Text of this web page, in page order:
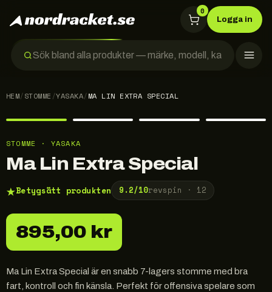
0
Logga in
HEM/STOMME /YASAKA/MA LIN EXTRA SPECIAL
STOMME · YASAKA
Ma Lin Extra Special
★Betygsätt produkten 9.2/10revspin · 12
895,00 kr
Ma Lin Extra Special är en snabb 7-lagers stomme med bra
fart, kontroll och fin känsla. Perfekt för offensiva spelare som